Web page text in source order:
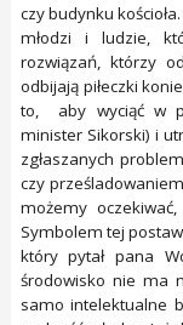
czy budynku
młodzi i ludzie,
rozwiązań, którzy
odbijają piłeczki
to, aby wyciąć w
minister Sikorski) i
zgłaszanych
czy
możemy
Symbolem tej
który pytał pana
środowisko nie ma
samo intelektualne